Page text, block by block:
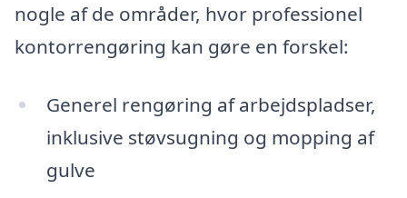
nogle af de områder, hvor professionel
kontorrengøring kan gøre en forskel:
Generel rengøring af arbejdspladser,
inklusive støvsugning og mopping af
gulve